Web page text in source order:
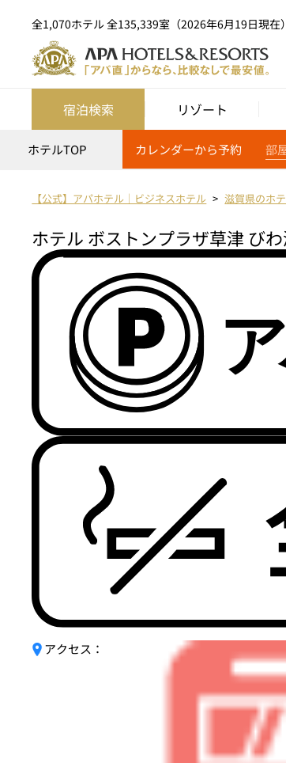
全1,070ホテル 全135,339室（2026年6月19日現在）
宿泊検索 リゾート
ホテルTOP カレンダーから予約 部
【公式】アパホテル｜ビジネスホテル 滋賀県のホ
ホテル ボストンプラザ草津 び
アクセス：